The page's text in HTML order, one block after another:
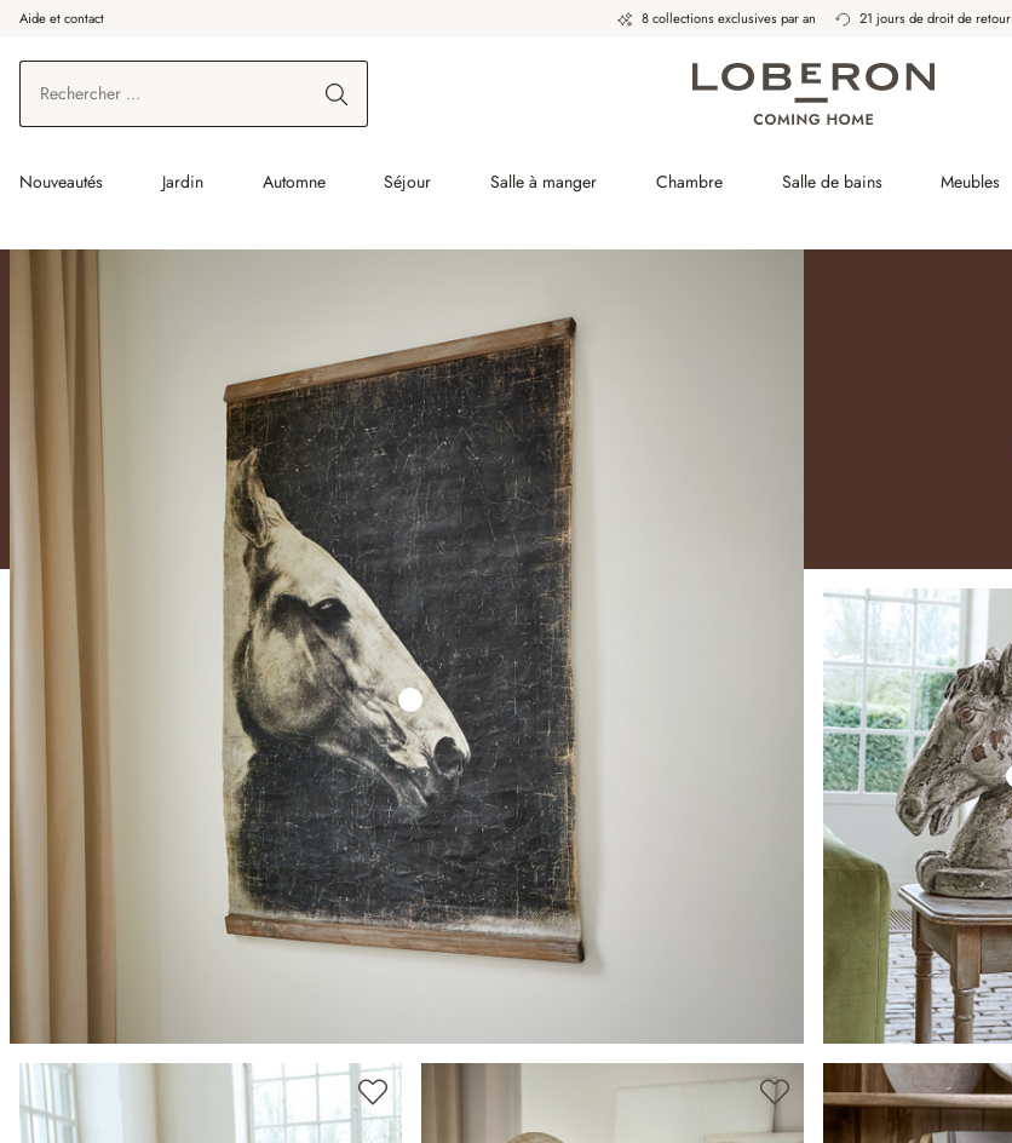
au contenu principal
Aller à la recherche
Aller à la navigation principale
Aide et contact 8 collections exclusives par an 21 jours de droit de retour
Nouveautés Jardin Automne Séjour Salle à manger Chambre Salle de bains Meubles